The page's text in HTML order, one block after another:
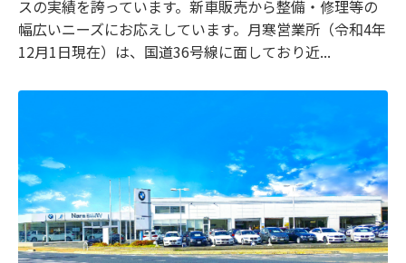
スの実績を誇っています。新車販売から整備・修理等の
幅広いニーズにお応えしています。月寒営業所（令和4年
12月1日現在）は、国道36号線に面しており近...